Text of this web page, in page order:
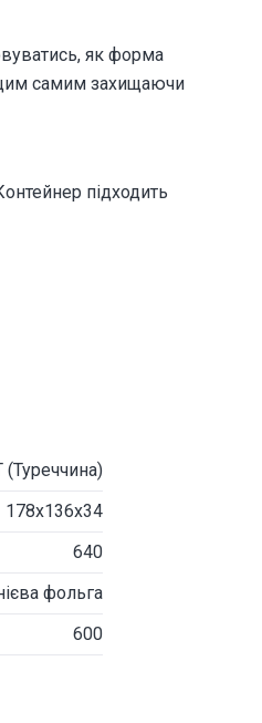
як форма
цим самим захищаючи
підходить
(Туреччина)
178х136х34
640
фольга
600